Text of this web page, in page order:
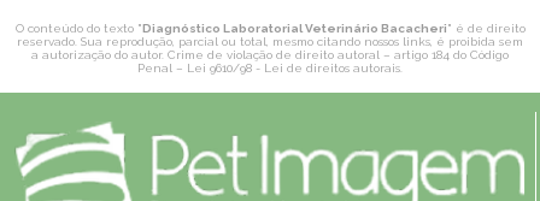
O conteúdo do texto "Diagnóstico Laboratorial Veterinário Bacacheri" é de direito
reservado. Sua reprodução, parcial ou total, mesmo citando nossos links, é proibida sem
a autorização do autor. Crime de violação de direito autoral – artigo 184 do Código
Penal – Lei 9610/98 - Lei de direitos autorais